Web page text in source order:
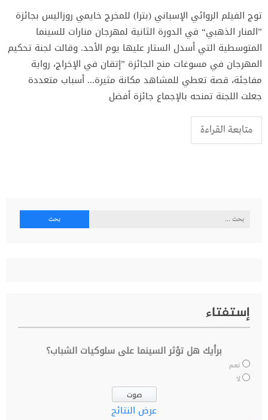
توج الفيلم الروائي الإسباني (بترا) للمخرج خايمي روزاليس بجائزة
”المنار الذهبي“ في الدورة الثانية لمهرجان منارات للسينما
المتوسطية التي أسدل الستار عليها يوم الأحد. وقالت لجنة تحكيم
المهرجان في مسوغات منح الجائزة ”إتقان في الإخراج، رواية
مفاجئة، قصة تعطي للمشاهد مكانة مثيرة... أسباب متعددة
جعلت اللجنة تمنحه بالإجماع جائزة أفضل
متابعة القراءة
البحث
إستفتاء
برأيك هل تؤثر السينما على سلوكيات الشباب؟
نعم
لا
عرض النتائج